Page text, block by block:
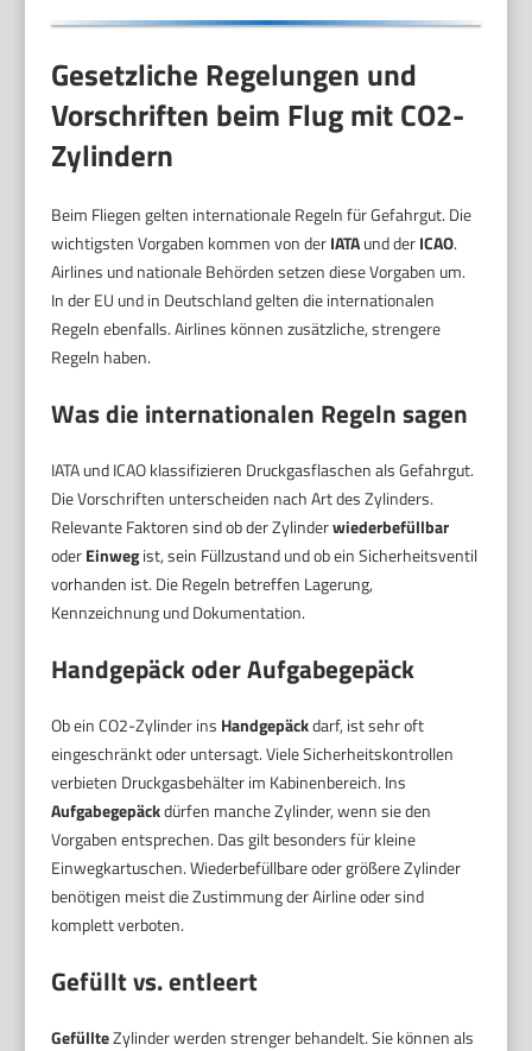
Gesetzliche Regelungen und
Vorschriften beim Flug mit CO2-
Zylindern
Beim Fliegen gelten internationale Regeln für Gefahrgut. Die
wichtigsten Vorgaben kommen von derIATAund derICAO.
Airlines und nationale Behörden setzen diese Vorgaben um.
In der EU und in Deutschland gelten die internationalen
Regeln ebenfalls. Airlines können zusätzliche, strengere
Regeln haben.
Was die internationalen Regeln sagen
IATA und ICAO klassifizieren Druckgasflaschen als Gefahrgut.
Die Vorschriften unterscheiden nach Art des Zylinders.
Relevante Faktoren sind ob der Zylinderwiederbefüllbar
oderEinwegist, sein Füllzustand und ob ein Sicherheitsventil
vorhanden ist. Die Regeln betreffen Lagerung,
Kennzeichnung und Dokumentation.
Handgepäck oder Aufgabegepäck
Ob ein CO2-Zylinder ins Handgepäckdarf, ist sehr oft
eingeschränkt oder untersagt. Viele Sicherheitskontrollen
verbieten Druckgasbehälter im Kabinenbereich. Ins
Aufgabegepäckdürfen manche Zylinder, wenn sie den
Vorgaben entsprechen. Das gilt besonders für kleine
Einwegkartuschen. Wiederbefüllbare oder größere Zylinder
benötigen meist die Zustimmung der Airline oder sind
komplett verboten.
Gefüllt vs. entleert
GefüllteZylinder werden strenger behandelt. Sie können als